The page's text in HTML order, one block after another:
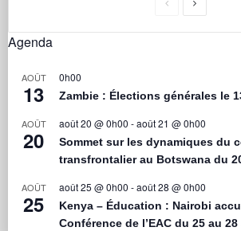
Agenda
AOÛT
13
0h00
Zambie : Élections générales le
AOÛT
20
août 20 @ 0h00 -août 21 @ 0h00
Sommet sur les dynamiques du
transfrontalier au Botswana du
AOÛT
25
août 25 @ 0h00 -août 28 @ 0h00
Kenya – Éducation : Nairobi
Conférence de l’EAC du 25 au